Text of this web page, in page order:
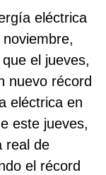
eléctrica
el jueves,
nuevo récord
eléctrica en
este jueves,
real de
el récord